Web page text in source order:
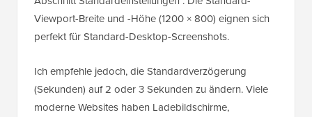
Viewport-Breite und -Höhe (1200 × 800) eignen sich
perfekt für Standard-Desktop-Screenshots.
Ich empfehle jedoch, die Standardverzögerung
(Sekunden) auf 2 oder 3 Sekunden zu ändern. Viele
moderne Websites haben Ladebildschirme,